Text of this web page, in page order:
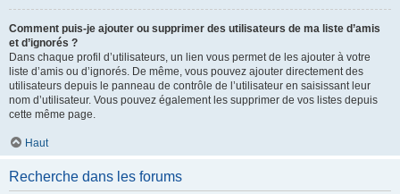
Comment puis-je ajouter ou supprimer des utilisateurs de ma liste d’amis
et d’ignorés ?
Dans chaque profil d’utilisateurs, un lien vous permet de les ajouter à votre
liste d’amis ou d’ignorés. De même, vous pouvez ajouter directement des
utilisateurs depuis le panneau de contrôle de l’utilisateur en saisissant leur
nom d’utilisateur. Vous pouvez également les supprimer de vos listes depuis
cette même page.
Haut
Recherche dans les forums